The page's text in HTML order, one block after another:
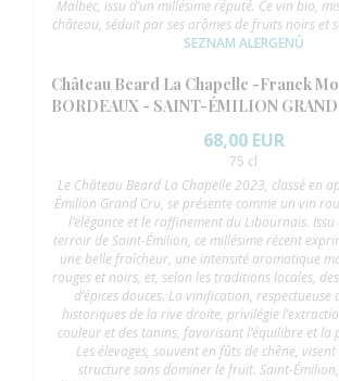
Malbec, issu d’un millésime réputé. Ce vin bio,
château, séduit par ses arômes de fruits noirs et
SEZNAM ALERGENŮ
Château Beard La Chapelle -Franck
BORDEAUX - SAINT-ÉMILION GRAND
68,00 EUR
75 cl
Le Château Beard La Chapelle 2023, classé en
Émilion Grand Cru, se présente comme un vin
l’élégance et le raffinement du Libournais.
terroir de Saint-Émilion, ce millésime récent
une belle fraîcheur, une intensité aromatique
rouges et noirs, et, selon les traditions locales,
d’épices douces. La vinification, respectueuse
historiques de la rive droite, privilégie
couleur et des tanins, favorisant l’équilibre et la
Les élevages, souvent en fûts de chêne,
structure sans dominer le fruit. Saint-